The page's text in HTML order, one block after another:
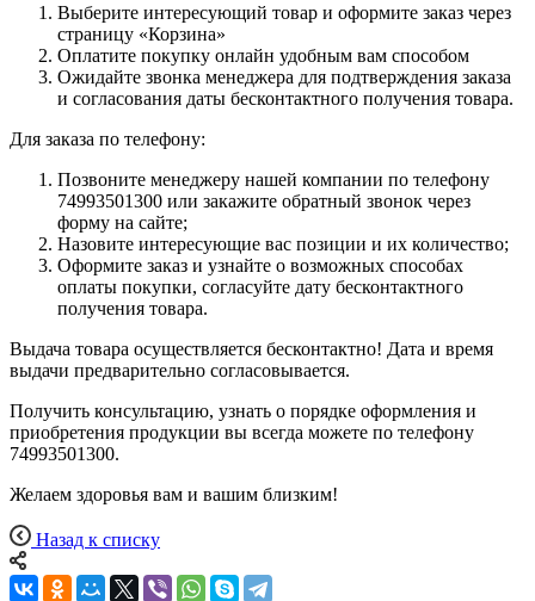
Выберите интересующий товар и оформите заказ через
страницу «Корзина»
Оплатите покупку онлайн удобным вам способом
Ожидайте звонка менеджера для подтверждения заказа
и согласования даты бесконтактного получения товара.
Для заказа по телефону:
Позвоните менеджеру нашей компании по телефону
74993501300 или закажите обратный звонок через
форму на сайте;
Назовите интересующие вас позиции и их количество;
Оформите заказ и узнайте о возможных способах
оплаты покупки, согласуйте дату бесконтактного
получения товара.
Выдача товара осуществляется бесконтактно! Дата и время
выдачи предварительно согласовывается.
Получить консультацию, узнать о порядке оформления и
приобретения продукции вы всегда можете по телефону
74993501300.
Желаем здоровья вам и вашим близким!
Назад к списку